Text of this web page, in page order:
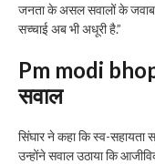
जनता के असल सवालों के जवाब
सच्चाई अब भी अधूरी है.”
Pm modi
सवाल
सिंघार ने कहा कि स्व-सहायता
उन्होंने सवाल उठाया कि